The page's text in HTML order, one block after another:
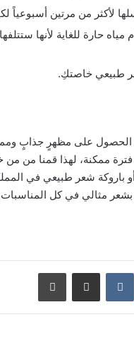
من مرتين أسبوعياً
حارة للغاية لأنها
طبيعي خاصتكِ.
على مظهرٍ جذابٍ
ممكنة، لهذا قمنا من من
شعر طبيعي في
بشعر مثالي في كل